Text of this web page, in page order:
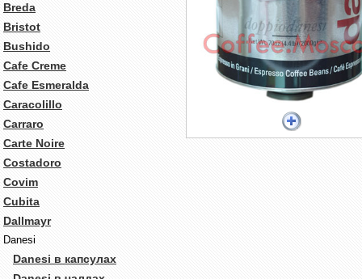
Breda
Bristot
Bushido
Cafe Creme
Cafe Esmeralda
Caracolillo
Carraro
Carte Noire
Costadoro
Covim
Cubita
Dallmayr
Danesi
Danesi в капсулах